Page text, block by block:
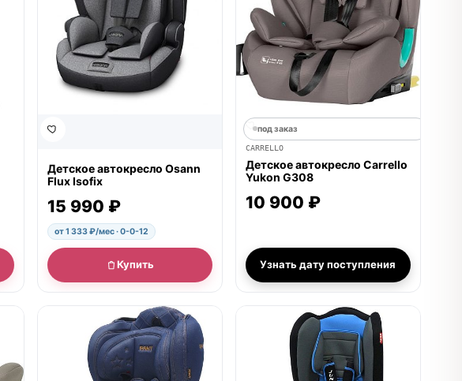
Детское автокресло Osann
Flux Isofix
15 990 ₽
от 1 333 ₽/мес · 0-0-12
Купить
под заказ
CARRELLO
Детское автокресло Carrello
Yukon G308
10 900 ₽
Узнать дату поступления